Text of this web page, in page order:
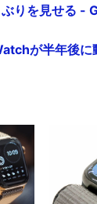
りを見せる -
が半年後に